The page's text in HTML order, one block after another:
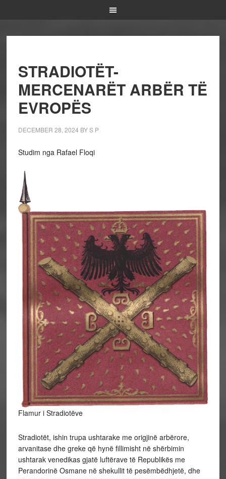
STRADIOTËT-
MERCENARËT ARBËR TË
EVROPËS
DECEMBER 28, 2024 BYS P
Studim nga Rafael Floqi
Flamur i Stradiotëve
Stradiotët, ishin trupa ushtarake me origjinë arbërore,
arvanitase dhe greke që hynë fillimisht në shërbimin
ushtarak venedikas gjatë luftërave të Republikës me
Perandorinë Osmane në shekullit të pesëmbëdhjetë, dhe